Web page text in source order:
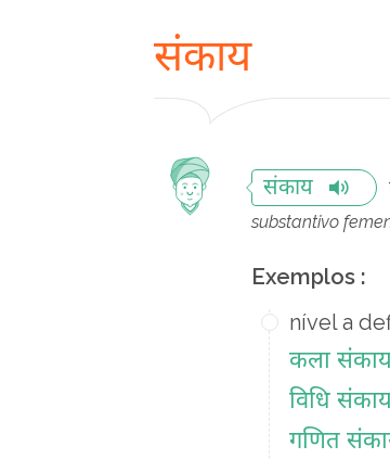
संकाय
संकाय
substantivo
Exemplos :
nível a
कला
विधि
गणित